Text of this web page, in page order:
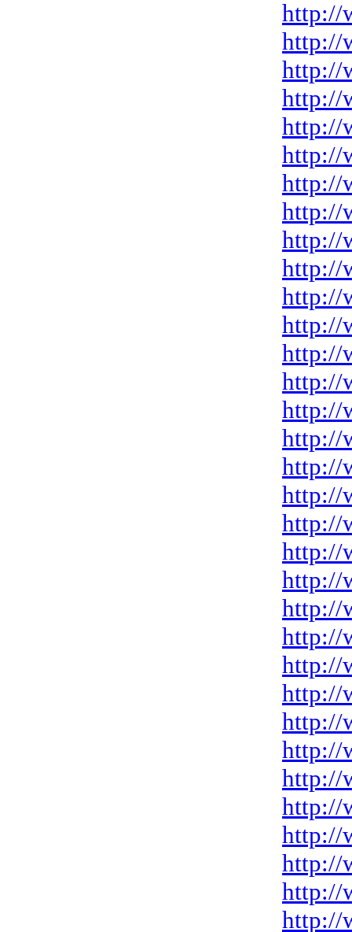
http://
http://
http://
http://
http://
http://
http://
http://
http://
http://
http://
http://
http://
http://
http://
http://
http://
http://
http://
http://
http://
http://
http://
http://
http://
http://
http://
http://
http://
http://
http://
http://
http://